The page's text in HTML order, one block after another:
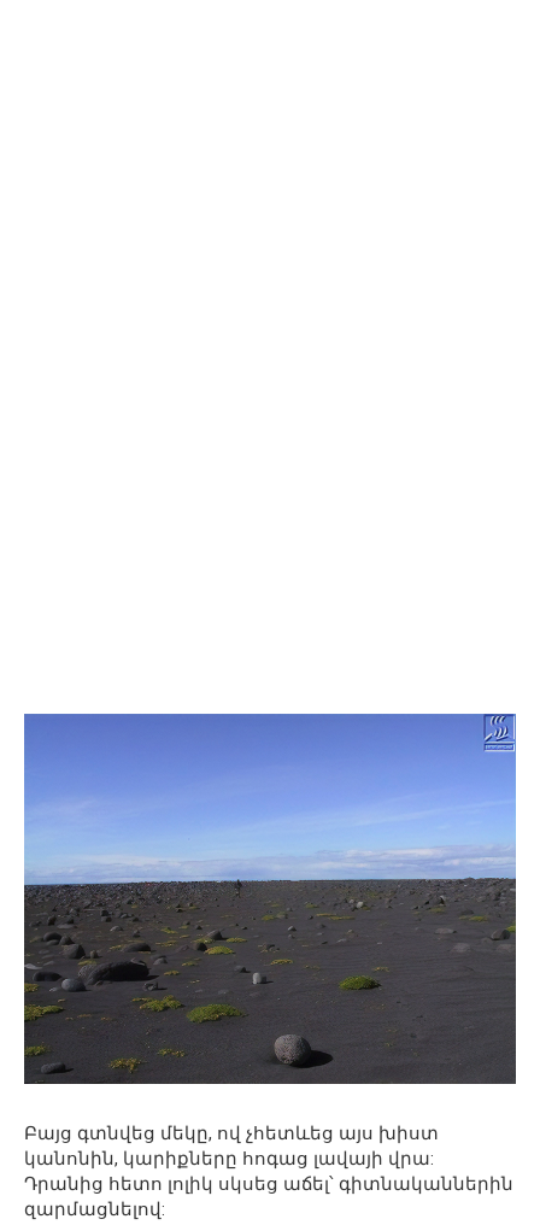
Բայց գտնվեց մեկը, ով չհետևեց այս խիստ
կանոնին, կարիքները հոգաց լավայի վրա:
Դրանից հետո լոլիկ սկսեց աճել՝ գիտնականներին
զարմացնելով: